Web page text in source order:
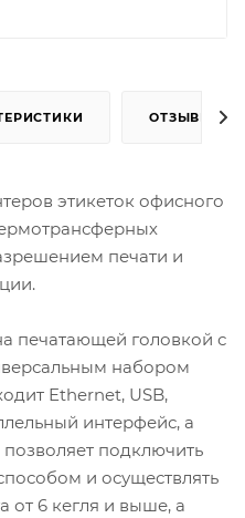
ОТЗЫВЫ
этикеток офисного
печати и
печатающей головкой с
набором
Ethernet, USB,
интерфейс, а
подключить
и осуществлять
от 6 кегля и выше, а